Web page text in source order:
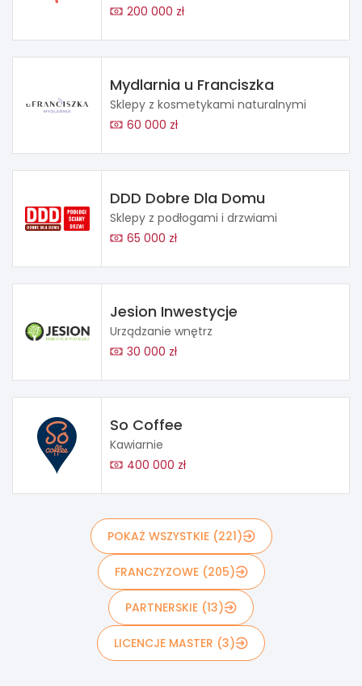
200 000 zł
Mydlarnia u Franciszka
Sklepy z kosmetykami naturalnymi
60 000 zł
DDD Dobre Dla Domu
Sklepy z podłogami i drzwiami
65 000 zł
Jesion Inwestycje
Urządzanie wnętrz
30 000 zł
So Coffee
Kawiarnie
400 000 zł
POKAŻ WSZYSTKIE (221)
FRANCZYZOWE (205)
PARTNERSKIE (13)
LICENCJE MASTER (3)